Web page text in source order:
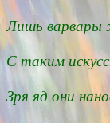
Лишь варвары
С таким
Зря яд они